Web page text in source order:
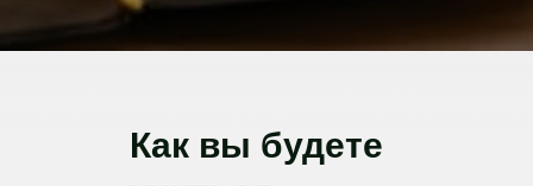
Как вы будете